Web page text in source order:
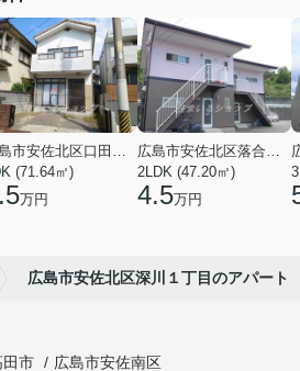
広島市安佐北区口田５丁目
(71.64㎡)
万円
広島市安佐北区落合南９丁目
2LDK (47.20㎡)
4.5万円
広島市安佐北区深川１丁目のアパート
田市
広島市安佐南区